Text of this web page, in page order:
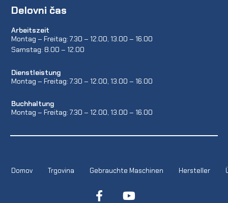
Delovni čas
Arbeitszeit
Montag – Freitag: 7.30 – 12.00, 13.00 – 16.00
Samstag: 8.00 – 12.00
Dienstleistung
Montag – Freitag: 7.30 – 12.00, 13.00 – 16.00
Buchhaltung
Montag – Freitag: 7.30 – 12.00, 13.00 – 16.00
Domov Trgovina Gebrauchte Maschinen Hersteller